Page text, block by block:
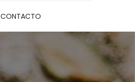
CONTACTO